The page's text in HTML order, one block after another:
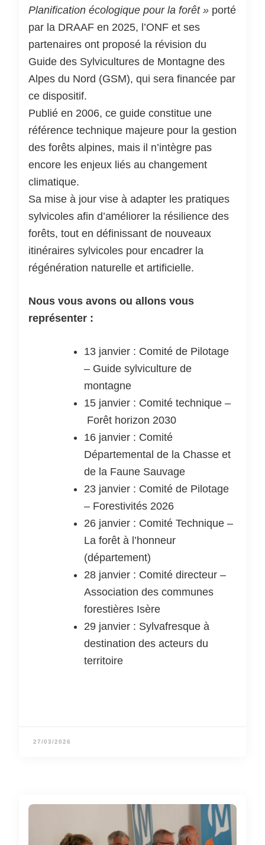
Planification écologique pour la forêt » porté
par la DRAAF en 2025, l’ONF et ses
partenaires ont proposé la révision du
Guide des Sylvicultures de Montagne des
Alpes du Nord (GSM), qui sera financée par
ce dispositif.
Publié en 2006, ce guide constitue une
référence technique majeure pour la gestion
des forêts alpines, mais il n’intègre pas
encore les enjeux liés au changement
climatique.
Sa mise à jour vise à adapter les pratiques
sylvicoles afin d’améliorer la résilience des
forêts, tout en définissant de nouveaux
itinéraires sylvicoles pour encadrer la
régénération naturelle et artificielle.
Nous vous avons ou allons vous
représenter :
13 janvier : Comité de Pilotage
– Guide sylviculture de
montagne
15 janvier : Comité technique –
Forêt horizon 2030
16 janvier : Comité
Départemental de la Chasse et
de la Faune Sauvage
23 janvier : Comité de Pilotage
– Forestivités 2026
26 janvier : Comité Technique –
La forêt à l’honneur
(département)
28 janvier : Comité directeur –
Association des communes
forestières Isère
29 janvier : Sylvafresque à
destination des acteurs du
territoire
27/03/2026